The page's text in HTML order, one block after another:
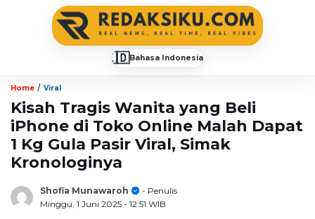
🇮🇩Bahasa Indonesia
Home / Viral
Kisah Tragis Wanita yang Beli
iPhone di Toko Online Malah Dapat
1 Kg Gula Pasir Viral, Simak
Kronologinya
Shofia Munawaroh
- Penulis
Minggu, 1 Juni 2025 - 12:51 WIB